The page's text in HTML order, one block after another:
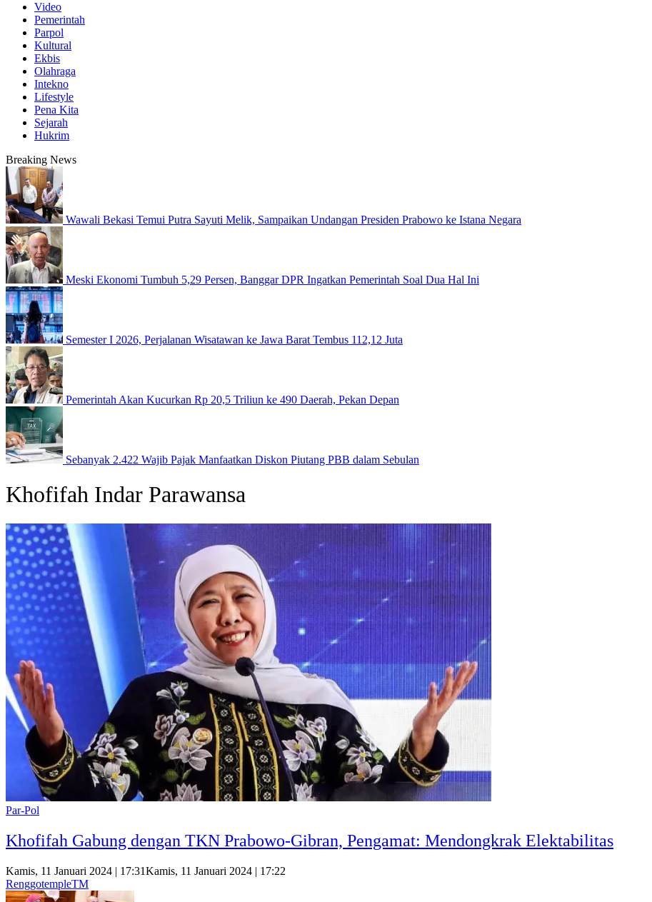
Video
Pemerintah
Parpol
Kultural
Ekbis
Olahraga
Intekno
Lifestyle
Pena Kita
Sejarah
Hukrim
Breaking News
Wawali Bekasi Temui Putra Sayuti Melik, Sampaikan Undangan Presiden Prabowo ke Istana Negara
Meski Ekonomi Tumbuh 5,29 Persen, Banggar DPR Ingatkan Pemerintah Soal Dua Hal Ini
Semester I 2026, Perjalanan Wisatawan ke Jawa Barat Tembus 112,12 Juta
Pemerintah Akan Kucurkan Rp 20,5 Triliun ke 490 Daerah, Pekan Depan
Sebanyak 2.422 Wajib Pajak Manfaatkan Diskon Piutang PBB dalam Sebulan
Khofifah Indar Parawansa
Par-Pol
Khofifah Gabung dengan TKN Prabowo-Gibran, Pengamat: Mendongkrak Elektabilitas
Kamis, 11 Januari 2024 | 17:31Kamis, 11 Januari 2024 | 17:22
RenggotempleTM